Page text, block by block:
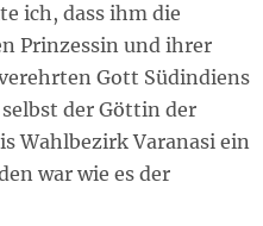
ich, dass ihm die
Prinzessin und ihrer
Gott Südindiens
der Göttin der
Wahlbezirk Varanasi ein
war wie es der